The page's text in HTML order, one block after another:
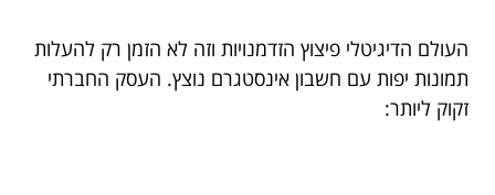
העולם הדיגיטלי פיצוץ הזדמנויות וזה לא הזמן רק להעלות
תמונות יפות עם חשבון אינסטגרם נוצץ. העסק החברתי
זקוק ליותר: